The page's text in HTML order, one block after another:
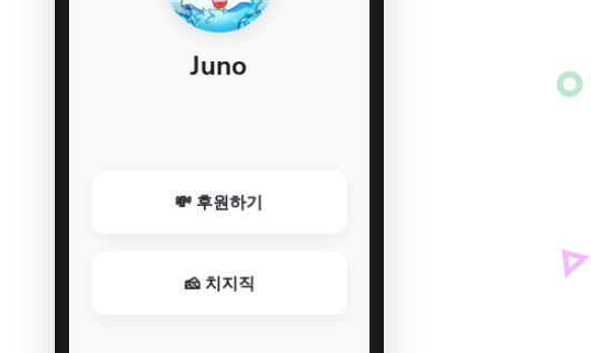
Juno
💸 후원하기
🧀 치지직